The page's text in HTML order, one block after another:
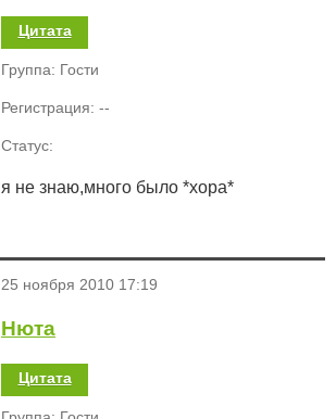
Цитата
Группа: Гости
Регистрация: --
Статус:
я не знаю,много было *хора*
25 ноября 2010 17:19
Нюта
Цитата